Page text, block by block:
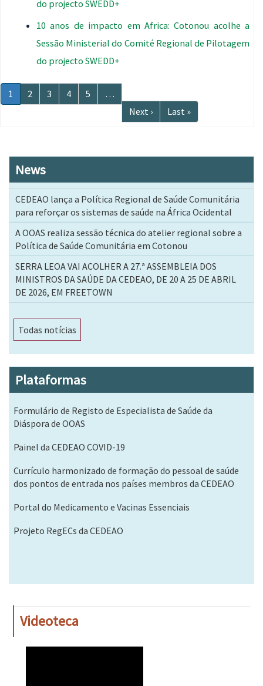
do projecto SWEDD+
10 anos de impacto em Africa: Cotonou acolhe a
Sessão Ministerial do Comité Regional de Pilotagem
do projecto SWEDD+
Paginação
Página
atual
1 Página
2 Página
3 Página
4 Página
5
…
Próxima
página
Next ›
Última
página
Last »
News
CEDEAO lança a Política Regional de Saúde Comunitária
para reforçar os sistemas de saúde na África Ocidental
A OOAS realiza sessão técnica do atelier regional sobre a
Política de Saúde Comunitária em Cotonou
SERRA LEOA VAI ACOLHER A 27.ª ASSEMBLEIA DOS
MINISTROS DA SAÚDE DA CEDEAO, DE 20 A 25 DE ABRIL
DE 2026, EM FREETOWN
Todas notícias
Plataformas
Formulário de Registo de Especialista de Saúde da
Diáspora de OOAS
Painel da CEDEAO COVID-19
Currículo harmonizado de formação do pessoal de saúde
dos pontos de entrada nos países membros da CEDEAO
Portal do Medicamento e Vacinas Essenciais
Projeto RegECs da CEDEAO
Videoteca